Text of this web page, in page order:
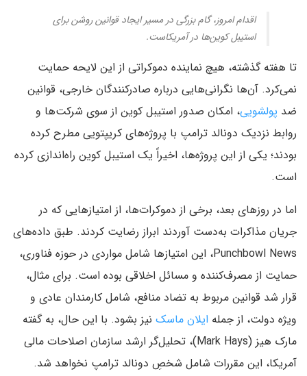
اقدام امروز، گام بزرگی در مسیر ایجاد قوانین روشن برای
استیبل‌ کوین‌ها در آمریکاست.
تا هفته گذشته، هیچ نماینده دموکراتی از این لایحه حمایت
نمی‌کرد. آن‌ها نگرانی‌هایی درباره صادرکنندگان خارجی، قوانین
ضد پولشویی، امکان صدور استیبل‌ کوین از سوی شرکت‌ها و
روابط نزدیک دونالد ترامپ با پروژه‌های کریپتویی مطرح کرده
بودند؛ یکی از این پروژه‌ها، اخیراً یک استیبل‌ کوین راه‌اندازی کرده
است.
اما در روزهای بعد، برخی از دموکرات‌ها، از امتیازهایی که در
جریان مذاکرات به‌دست آوردند ابراز رضایت کردند. طبق داده‌های
Punchbowl News، این امتیازها شامل مواردی در حوزه فناوری،
حمایت از مصرف‌کننده و مسائل اخلاقی بوده است. برای مثال،
قرار شد قوانین مربوط به تضاد منافع، شامل کارمندان عادی و
ویژه دولت، از جمله ایلان ماسک نیز بشود. با این حال، به گفته
مارک هیز (Mark Hays)، تحلیل‌گر ارشد سازمان اصلاحات مالی
آمریکا، این مقررات شامل شخصِ دونالد ترامپ نخواهد شد.